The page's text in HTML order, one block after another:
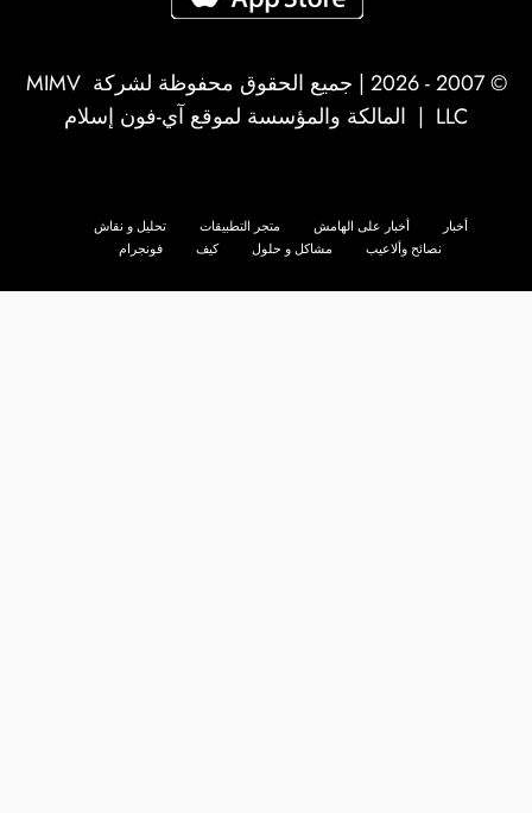
© 2007 - 2026 | جميع الحقوق محفوظة لشركة
MIMV
LLC | المالكة والمؤسسة لموقع آي-فون إسلام
أخبار أخبار على الهامش متجر التطبيقات
تحليل و نقاش
نصائح وألاعيب
مشاكل و حلول كيف فونجرام